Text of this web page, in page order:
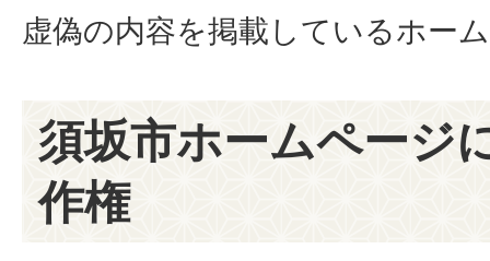
虚偽の内容を掲載しているホー
須坂市ホームページ
作権